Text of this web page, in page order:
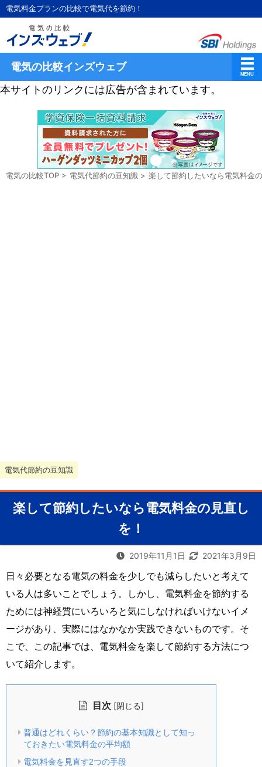
電気料金プランの比較で電気代を節約！
電気の比較インズウェブ
本サイトのリンクには広告が含まれています。
電気の比較TOP > 電気代節約の豆知識 > 楽して節約したいなら電気料金
電気代節約の豆知識
楽して節約したいなら電気料金の見直し
を！
2019年11月1日 2021年3月9日
日々必要となる電気の料金を少しでも減らしたいと考えて
いる人は多いことでしょう。しかし、電気料金を節約する
ためには神経質にいろいろと気にしなければいけないイメ
ージがあり、実際にはなかなか実践できないものです。そ
こで、この記事では、電気料金を楽して節約する方法につ
いて紹介します。
目次 [閉じる]
普通はどれくらい？節約の基本知識として知っ
ておきたい電気料金の平均額
電気料金を見直す2つの手段